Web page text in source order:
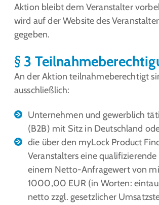
Aktion bleibt dem Veranstalter
wird auf der Website des
gegeben.
§ 3
An der Aktion teilnahmeberechtigt
ausschließlich:
Unternehmen und gewerblich
(B2B) mit Sitz in Deutschland
die über den myLock Product
Veranstalters eine
einem Netto-Anfragewert von
1000,00 EUR (in Worten:
netto zzgl. gesetzlicher